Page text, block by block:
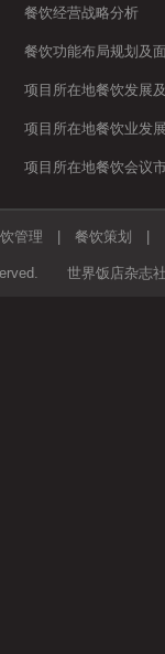
餐饮经营战略分析
餐饮功能布局规划及
项目所在地餐饮发展
项目所在地餐饮业发
项目所在地餐饮会议
管理 餐饮策划
世界饭店杂志